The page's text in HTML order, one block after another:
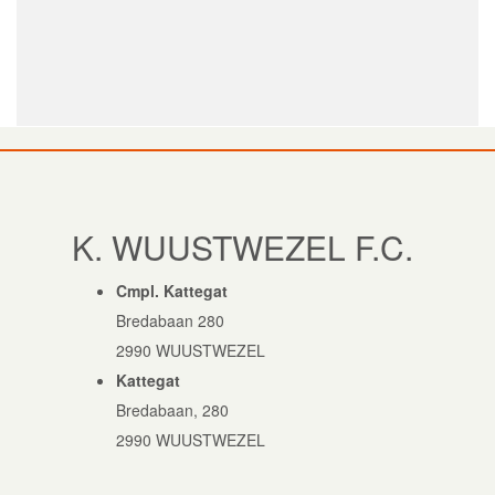
K. WUUSTWEZEL F.C.
Cmpl. Kattegat
Bredabaan 280
2990 WUUSTWEZEL
Kattegat
Bredabaan, 280
2990 WUUSTWEZEL